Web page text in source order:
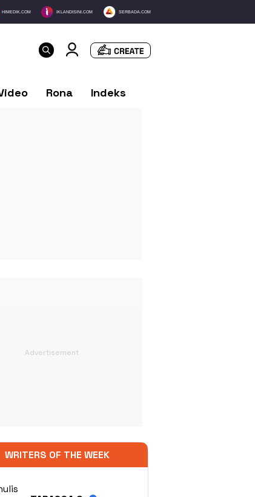
HIMEDIK.COM IKLANDISINI.COM SERBADA.COM
Rona Indeks
WRITERS OF THE WEEK